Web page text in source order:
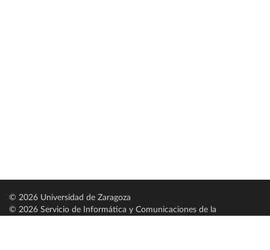
© 2026 Universidad de Zaragoza
© 2026 Servicio de Informática y Comunicaciones de la